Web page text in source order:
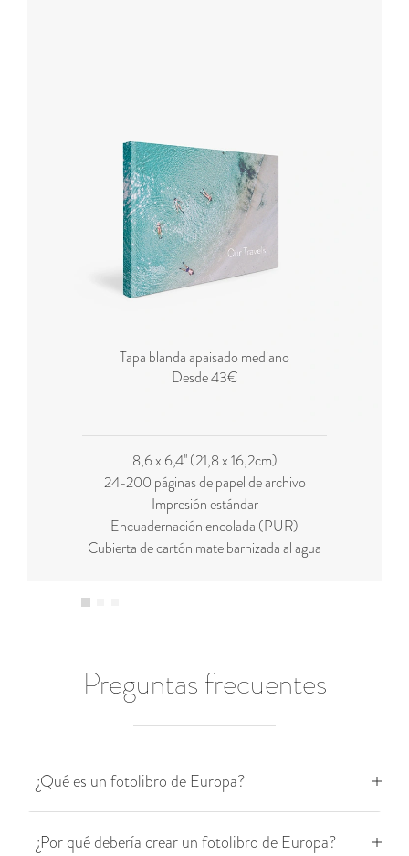
Tapa blanda apaisado mediano
Desde 43€
8,6 x 6,4'' (21,8 x 16,2cm)
24-200 páginas de papel de archivo
Impresión estándar
Encuadernación encolada (PUR)
Cubierta de cartón mate barnizada al agua
Preguntas frecuentes
¿Qué es un fotolibro de Europa?
¿Por qué debería crear un fotolibro de Europa?